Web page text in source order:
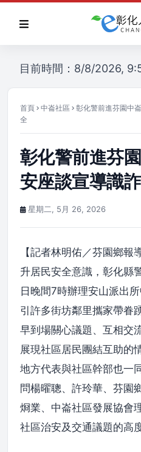
目前時間：8/8/2026,
首頁 中崙社區
彰化警前進芬園中
全
彰化警前進芬
安座談宣導識
星期二, 5月 26, 2026
【記者林明佑／芬園鄉
升居民安全意識，彰化縣
日晚間7時辦理安山派出
引許多街坊鄰里攜家帶眷
早到場關心議題、互相交
展現社區居民團結互助的
地方代表與社區幹部也一
問楊曜聰、許玲華、芬園
烱業、中崙社區發展協會
社區治安及交通議題的高